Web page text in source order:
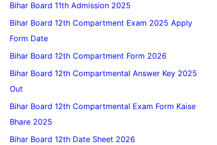
Bihar Board 11th Admission 2025
Bihar Board 12th Compartment Exam 2025 Apply
Form Date
Bihar Board 12th Compartment Form 2026
Bihar Board 12th Compartmental Answer Key 2025
Out
Bihar Board 12th Compartmental Exam Form Kaise
Bhare 2025
Bihar Board 12th Date Sheet 2026